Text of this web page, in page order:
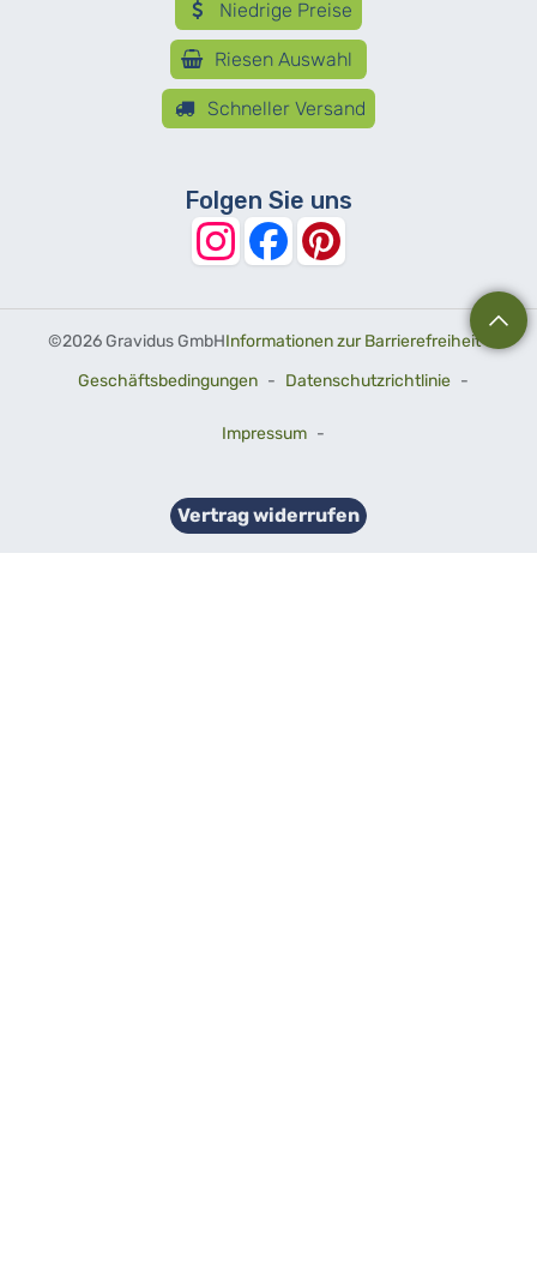
Niedrige Preise
Riesen Auswahl
Schneller Versand
Folgen Sie uns
©2026 Gravidus GmbHInformationen zur Barrierefreiheit-
Geschäftsbedingungen - Datenschutzrichtlinie -
Impressum -
Vertrag widerrufen